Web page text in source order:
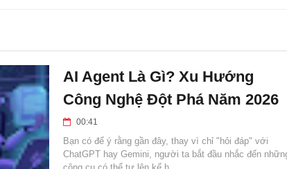
AI Agent Là Gì? Xu Hướng
Công Nghệ Đột Phá Năm 2026
00:41
Bạn có để ý rằng gần đây, thay vì chỉ "hỏi đáp" với
ChatGPT hay Gemini, người ta bắt đầu nhắc đến